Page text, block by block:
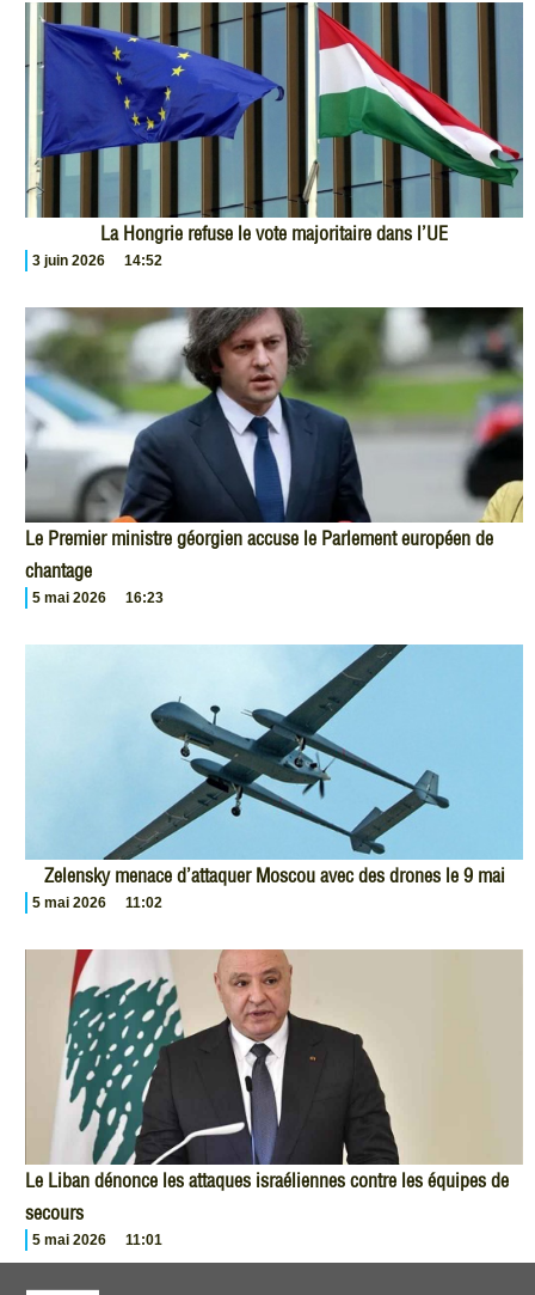
La Hongrie refuse le vote majoritaire dans l’UE
3 juin 2026 14:52
Le Premier ministre géorgien accuse le Parlement européen de
chantage
5 mai 2026 16:23
Zelensky menace d’attaquer Moscou avec des drones le 9 mai
5 mai 2026 11:02
Le Liban dénonce les attaques israéliennes contre les équipes de
secours
5 mai 2026 11:01